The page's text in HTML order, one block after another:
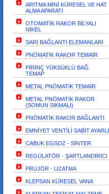
ARITMA MİNİ KÜRESEL VE HAT
ALMA APARATI
OTOMATİK RAKOR BİLYALI
NİKEL
SARI BAĞLANTI ELEMANLARI
PNÖMATİK RAKOR TEMAİR
PİRİNÇ YÜKSÜKLÜ BAĞ.
TEMAP
METAL PNÖMATİK TEMAİR
METAL PNÖMATİK RAKOR
(SOMUN SIKMALI)
PNÖMATİK RAKOR BAĞLANTI
EMNİYET VENTİLİ SABİT AYARLI
CABUK EGSOZ - SİNTER
REGÜLATÖR - ŞARTLANDIRICI
PRUJÖR - UZATMA
KLEPSAN KÜRESEL VANA